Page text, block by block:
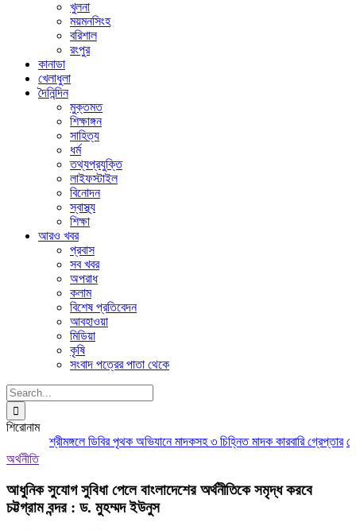
খুলনা
ময়মনসিংহ
বরিশাল
রংপুর
কানাডা
খেলাধুলা
দৈনিন্দিন
মুক্তমত
শিক্ষাঙ্গন
সাহিত্য
ধর্ম
তথ্যপ্রযুক্তি
লাইফস্টাইল
বিনোদন
স্বাস্থ্য
শিক্ষা
আরও খবর
প্রবাস
সব খবর
অপরাধ
কলাম
বিশেষ প্রতিবেদন
আবহাওয়া
মিডিয়া
কৃষি
সংবাদ পত্রের পাতা থেকে
Search
for:
শিরোনাম
শ্রীমঙ্গলে ডিবির পৃথক অভিযানে মাদকসহ ৩ চিহ্নিত মাদক কারবারি গ্রেপ্তার
অর্থনীতি
আধুনিক সুযোগ সুবিধা পেলে বাংলাদেশের অর্থনীতিকে সমৃদ্ধ করবে
চট্টগ্রাম বন্দর : ড. মুহম্মদ ইউনুস